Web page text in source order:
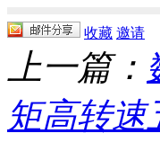
收藏 邀请
上一篇：
矩高转速